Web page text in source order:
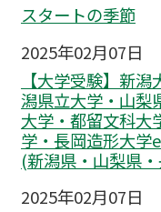
スタートの季節
2025年02月07日
【大学受験】新
潟県立大学・山梨
大学・都留文科大
学・長岡造形大
(新潟県・山梨県
2025年02月07日